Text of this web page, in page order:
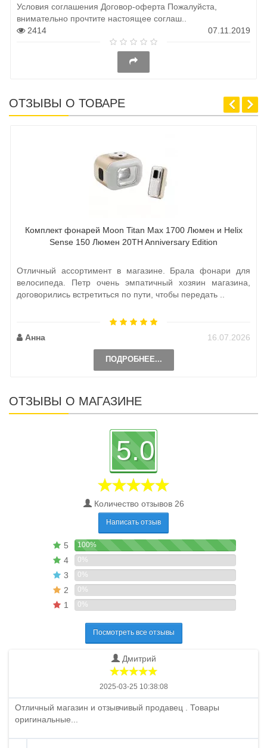
Условия соглашения Договор-оферта Пожалуйста,
внимательно прочтите настоящее соглаш..
2414
07.11.2019
ОТЗЫВЫ О ТОВАРЕ
Комплект фонарей Moon Titan Max 1700 Люмен и Helix
Sense 150 Люмен 20TH Anniversary Edition
Отличный ассортимент в магазине. Брала фонари для
велосипеда. Петр очень эмпатичный хозяин магазина,
договорились встретиться по пути, чтобы передать ..
Анна 16.07.2026
ПОДРОБНЕЕ...
ОТЗЫВЫ О МАГАЗИНЕ
5.0
Количество отзывов 26
Написать отзыв
5 100%
4 0%
3 0%
2 0%
1 0%
Посмотреть все отзывы
Дмитрий
2025-03-25 10:38:08
Отличный магазин и отзывчивый продавец . Товары
оригинальные...